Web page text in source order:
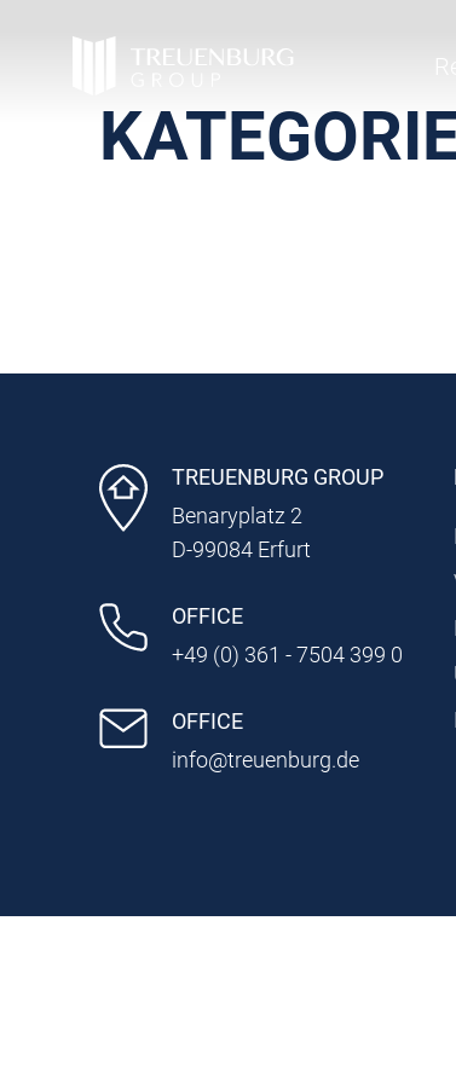
TREUENBURG GROUP
Benaryplatz 2
D-99084 Erfurt
OFFICE
+49 (0) 361 - 7504 399 0
OFFICE
info@treuenburg.de